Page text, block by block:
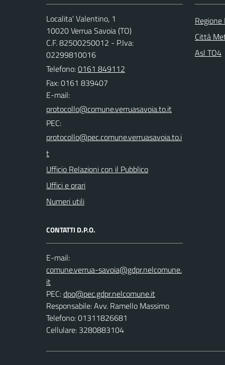
Localita' Valentino, 1
10020 Verrua Savoia (TO)
C.F. 82500250012 - P.Iva:
02299810016
Telefono:0161 849112
Fax: 0161 839407
E-mail:
PEC:
Ufficio Relazioni con il Pubblico
Uffici e orari
Numeri utili
CONTATTI D.P.O.
E-mail:
PEC:
Responsabile: Avv. Ramello Massimo
Telefono: 01311826681
Cellulare: 3280883104
Città
Asl TO4